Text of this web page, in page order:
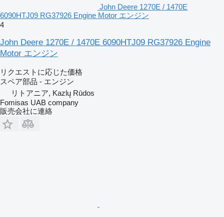
John Deere 1270E / 1470E
6090HTJ09 RG37926 Engine Motor エンジン
4
John Deere 1270E / 1470E 6090HTJ09 RG37926 Engine
Motor エンジン
リクエストに応じた価格
スペア部品 - エンジン
リトアニア, Kazlų Rūdos
Fomisas UAB company
販売会社に連絡